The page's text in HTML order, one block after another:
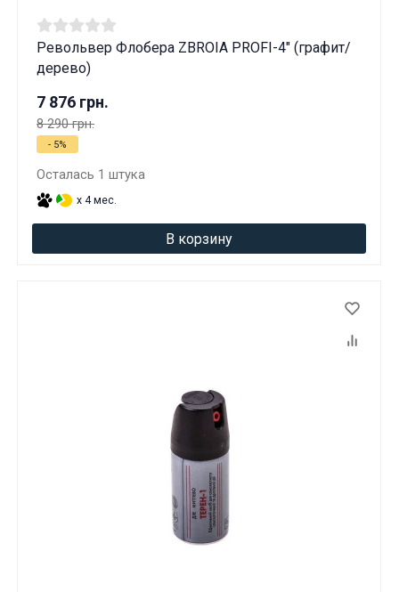
Револьвер Флобера ZBROIA PROFI-4" (графит/
дерево)
7 876 грн.
8 290 грн.
- 5%
Осталась 1 штука
x 4 мес.
В корзину